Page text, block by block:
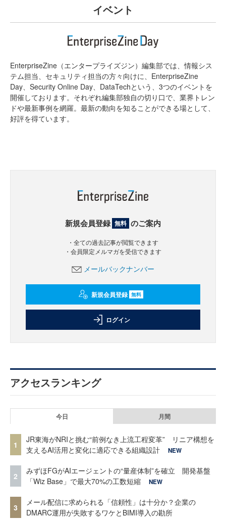
イベント
EnterpriseZine（エンタープライズジン）編集部では、情報シス
テム担当、セキュリティ担当の方々向けに、EnterpriseZine
Day、Security Online Day、DataTechという、3つのイベントを
開催しております。それぞれ編集部独自の切り口で、業界トレン
ドや最新事例を網羅。最新の動向を知ることができる場として、
好評を得ています。
新規会員登録 無料 のご案内
・全ての過去記事が閲覧できます
・会員限定メルマガを受信できます
メールバックナンバー
新規会員登録 無料
ログイン
アクセスランキング
今日 月間
1
JR東海がNRIと挑む“前例なき上流工程変革” リニア構想を
支えるAI活用と変化に適応できる組織設計
NEW
2
みずほFGがAIエージェントの“量産体制”を確立 開発基盤
「Wiz Base」で最大70%の工数短縮
NEW
3
メール配信に求められる「信頼性」は十分か？企業の
DMARC運用が失敗するワケとBIMI導入の勘所